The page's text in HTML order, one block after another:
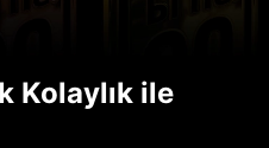
Kolaylık ile